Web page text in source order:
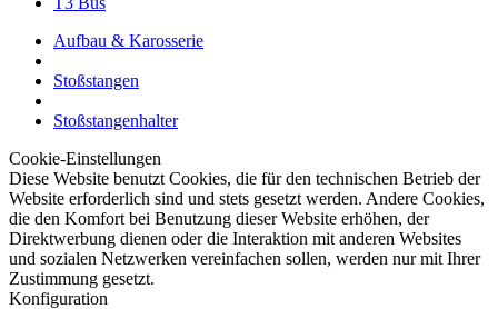
Aufbau & Karosserie
Stoßstangen
Stoßstangenhalter
Cookie-Einstellungen
Diese Website benutzt Cookies, die für den technischen Betrieb der
Website erforderlich sind und stets gesetzt werden. Andere Cookies,
die den Komfort bei Benutzung dieser Website erhöhen, der
Direktwerbung dienen oder die Interaktion mit anderen Websites
und sozialen Netzwerken vereinfachen sollen, werden nur mit Ihrer
Zustimmung gesetzt.
Konfiguration